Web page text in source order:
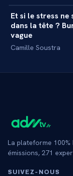
MASTERCLASS
Et si le stress ne
dans la tête ?
vague
Camille Soustra
La plateforme
émissions, 271
SUIVEZ‑NOUS